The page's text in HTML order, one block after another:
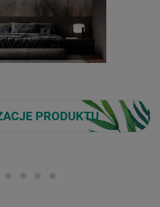
PRODUKTU